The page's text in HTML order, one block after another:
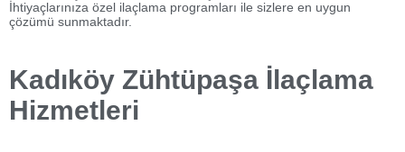
İhtiyaçlarınıza özel ilaçlama programları ile sizlere en uygun
çözümü sunmaktadır.
Kadıköy Zühtüpaşa İlaçlama
Hizmetleri